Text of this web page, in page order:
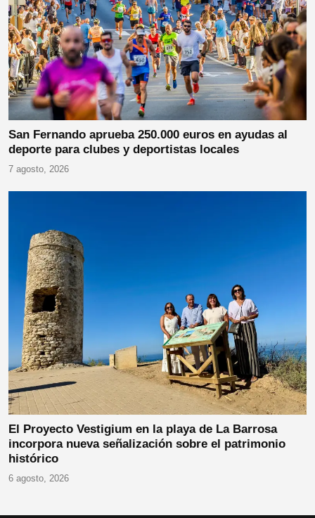
San Fernando aprueba 250.000 euros en ayudas al
deporte para clubes y deportistas locales
7 agosto, 2026
El Proyecto Vestigium en la playa de La Barrosa
incorpora nueva señalización sobre el patrimonio
histórico
6 agosto, 2026